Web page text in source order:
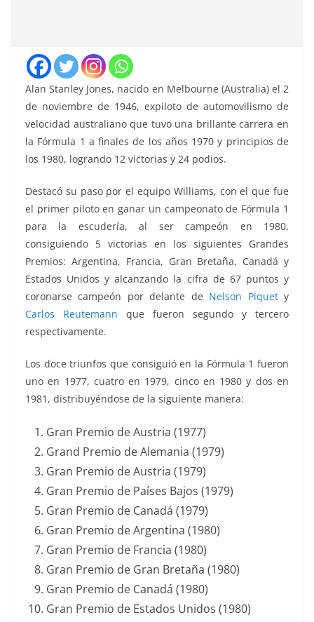
Alan Stanley Jones, nacido en Melbourne (Australia) el 2
de noviembre de 1946, expiloto de automovilismo de
velocidad australiano que tuvo una brillante carrera en
la Fórmula 1 a finales de los años 1970 y principios de
los 1980, logrando 12 victorias y 24 podios.
Destacó su paso por el equipo Williams, con el que fue
el primer piloto en ganar un campeonato de Fórmula 1
para la escudería, al ser campeón en 1980,
consiguiendo 5 victorias en los siguientes Grandes
Premios: Argentina, Francia, Gran Bretaña, Canadá y
Estados Unidos y alcanzando la cifra de 67 puntos y
coronarse campeón por delante de Nelson Piquety
Carlos Reutemann que fueron segundo y tercero
respectivamente.
Los doce triunfos que consiguió en la Fórmula 1 fueron
uno en 1977, cuatro en 1979, cinco en 1980 y dos en
1981, distribuyéndose de la siguiente manera:
Gran Premio de Austria (1977)
Grand Premio de Alemania (1979)
Gran Premio de Austria (1979)
Gran Premio de Países Bajos (1979)
Gran Premio de Canadá (1979)
Gran Premio de Argentina (1980)
Gran Premio de Francia (1980)
Gran Premio de Gran Bretaña (1980)
Gran Premio de Canadá (1980)
Gran Premio de Estados Unidos (1980)